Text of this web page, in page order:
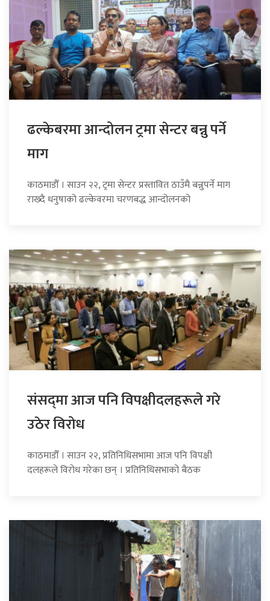
ढल्केबरमा आन्दोलन ट्रमा सेन्टर बन्नु पर्ने
माग
काठमाडौँ । साउन २२, ट्रमा सेन्टर प्रस्तावित ठाउँमै बन्नुपर्ने माग
राख्दै धनुषाको ढल्केवरमा चरणबद्ध आन्दोलनको
संसद्‍मा आज पनि विपक्षीदलहरूले गरे
उठेर विरोध
काठमाडौँ । साउन २२, प्रतिनिधिसभामा आज पनि विपक्षी
दलहरूले विरोध गरेका छन् । प्रतिनिधिसभाको बैठक